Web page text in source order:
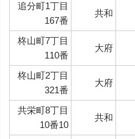
追分町1丁目
167番
共和
柊山町7丁目
110番
大府
柊山町2丁目
321番
大府
共栄町8丁目
10番10
共和